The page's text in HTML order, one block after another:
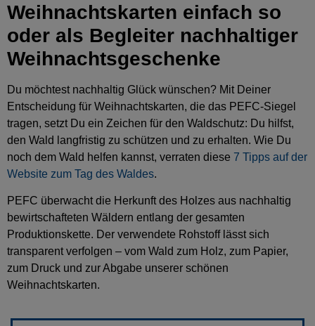
Weihnachtskarten einfach so
oder als Begleiter nachhaltiger
Weihnachtsgeschenke
Du möchtest nachhaltig Glück wünschen? Mit Deiner
Entscheidung für Weihnachtskarten, die das PEFC-Siegel
tragen, setzt Du ein Zeichen für den Waldschutz: Du hilfst,
den Wald langfristig zu schützen und zu erhalten. Wie Du
noch dem Wald helfen kannst, verraten diese 7 Tipps auf der
Website zum Tag des Waldes.
PEFC überwacht die Herkunft des Holzes aus nachhaltig
bewirtschafteten Wäldern entlang der gesamten
Produktionskette. Der verwendete Rohstoff lässt sich
transparent verfolgen – vom Wald zum Holz, zum Papier,
zum Druck und zur Abgabe unserer schönen
Weihnachtskarten.